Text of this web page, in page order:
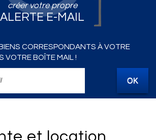
créer votre propre
ALERTE E-MAIL
CORRESPONDANTS À VOTRE
VOTRE BOÎTE MAIL !
OK